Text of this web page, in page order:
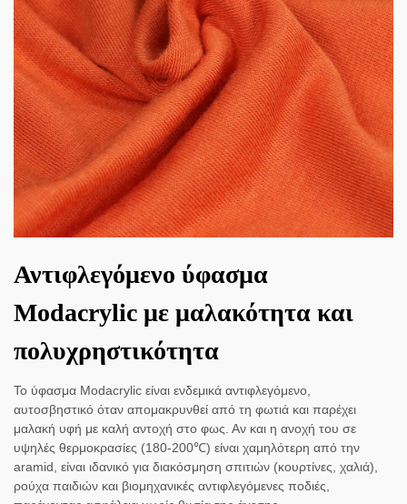
Αντιφλεγόμενο ύφασμα
Modacrylic με μαλακότητα και
πολυχρηστικότητα
Το ύφασμα Modacrylic είναι ενδεμικά αντιφλεγόμενο,
αυτοσβηστικό όταν απομακρυνθεί από τη φωτιά και παρέχει
μαλακή υφή με καλή αντοχή στο φως. Αν και η ανοχή του σε
υψηλές θερμοκρασίες (180-200℃) είναι χαμηλότερη από την
aramid, είναι ιδανικό για διακόσμηση σπιτιών (κουρτίνες, χαλιά),
ρούχα παιδιών και βιομηχανικές αντιφλεγόμενες ποδιές,